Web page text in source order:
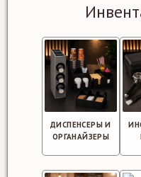
ДИСПЕНСЕРЫ И
ОРГАНАЙЗЕРЫ